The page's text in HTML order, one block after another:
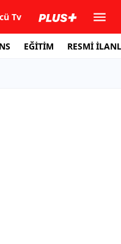
Tv
EĞİTİM RESMİ